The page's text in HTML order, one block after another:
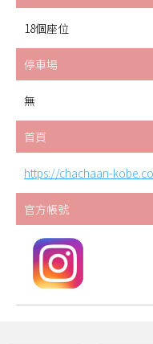
18個座位
停車場
無
首頁
https://chachaan-
官方帳號